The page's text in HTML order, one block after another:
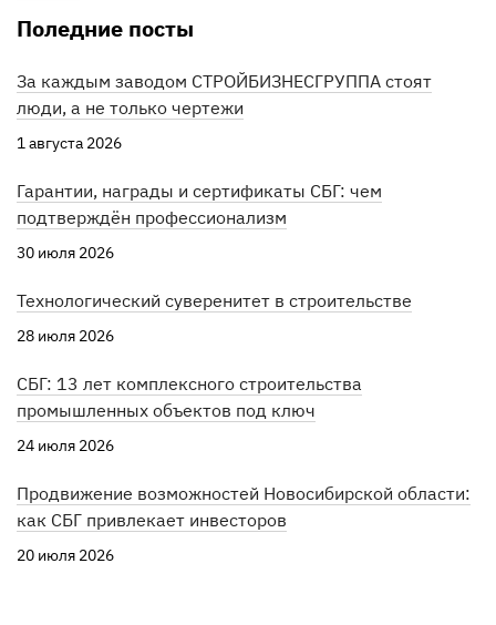
Поледние посты
За каждым заводом СТРОЙБИЗНЕСГРУППА стоят
люди, а не только чертежи
1 августа 2026
Гарантии, награды и сертификаты СБГ: чем
подтверждён профессионализм
30 июля 2026
Технологический суверенитет в строительстве
28 июля 2026
СБГ: 13 лет комплексного строительства
промышленных объектов под ключ
24 июля 2026
Продвижение возможностей Новосибирской области:
как СБГ привлекает инвесторов
20 июля 2026